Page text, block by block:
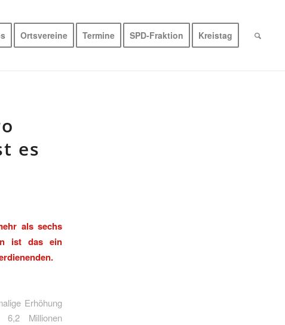
Ortsvereine Termine SPD-Fraktion Kreistag
es
als sechs
ist das ein
Erhöhung
6,2 Millionen